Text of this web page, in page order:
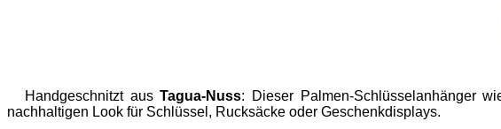
Handgeschnitzt ausTagua-Nuss: Dieser Palmen-Schlüsselanhänger
nachhaltigen Look für Schlüssel, Rucksäcke oder Geschenkdisplays.